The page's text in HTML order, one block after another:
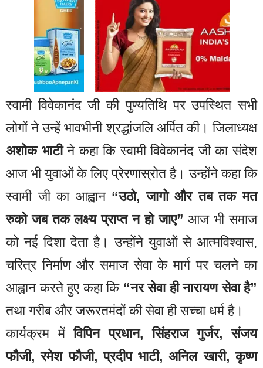
स्वामी विवेकानंद जी की पुण्यतिथि पर उपस्थित सभी
लोगों ने उन्हें भावभीनी श्रद्धांजलि अर्पित की। जिलाध्यक्ष
अशोक भाटीने कहा कि स्वामी विवेकानंद जी का संदेश
आज भी युवाओं के लिए प्रेरणास्रोत है। उन्होंने कहा कि
स्वामी जी का आह्वान “उठो, जागो और तब तक मत
रुको जब तक लक्ष्य प्राप्त न हो जाए” आज भी समाज
को नई दिशा देता है। उन्होंने युवाओं से आत्मविश्वास,
चरित्र निर्माण और समाज सेवा के मार्ग पर चलने का
आह्वान करते हुए कहा कि “नर सेवा ही नारायण सेवा है”
तथा गरीब और जरूरतमंदों की सेवा ही सच्चा धर्म है।
कार्यक्रम मेंविपिन प्रधान, सिंहराज गुर्जर, संजय
फौजी, रमेश फौजी, प्रदीप भाटी, अनिल खारी, कृष्ण